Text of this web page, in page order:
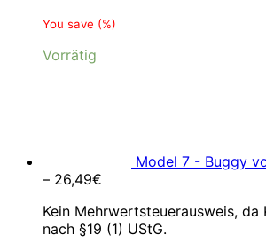
You save (%)
Vorrätig
Model 7 - Buggy
– 26,49€
Kein Mehrwertsteuerausweis, da
nach §19 (1) UStG.